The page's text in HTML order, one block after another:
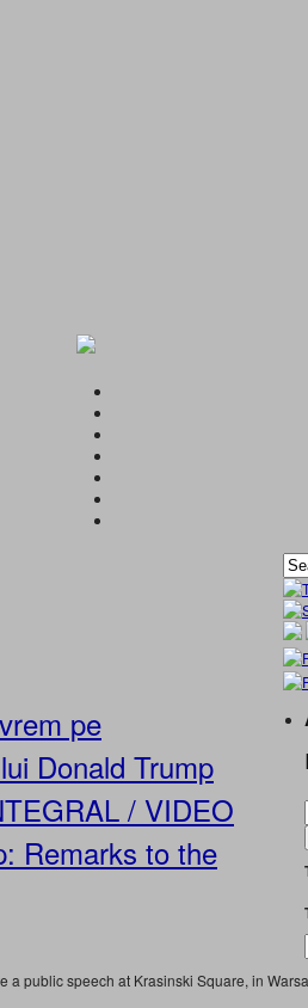
pe
Donald Trump
/ VIDEO
Remarks to the
a public speech at Krasinski Square, in